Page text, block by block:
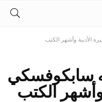
الأدبية وأشهر الكتب
سابكوفسكي
وأشهر الكتب